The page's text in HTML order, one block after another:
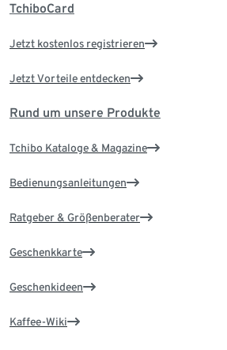
TchiboCard
Jetzt kostenlos registrieren
Jetzt Vorteile entdecken
Rund um unsere Produkte
Tchibo Kataloge & Magazine
Bedienungsanleitungen
Ratgeber & Größenberater
Geschenkkarte
Geschenkideen
Kaffee-Wiki